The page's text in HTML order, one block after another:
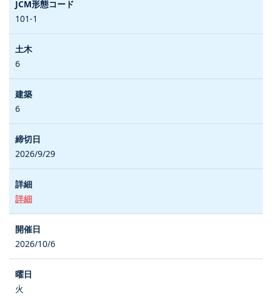
101-1
6
6
2026/9/29
詳細
2026/10/6
火